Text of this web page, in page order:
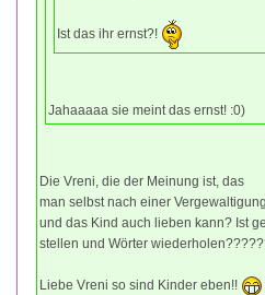
Ist das ihr ernst?!
Jahaaaaa sie meint das ernst! :0)
Die Vreni, die der Meinung ist, das
man selbst nach einer
und das Kind auch lieben kann? Ist
stellen und Wörter
Liebe Vreni so sind Kinder eben!!